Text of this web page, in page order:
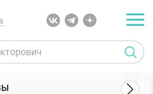
хирурги Золотых Валерий